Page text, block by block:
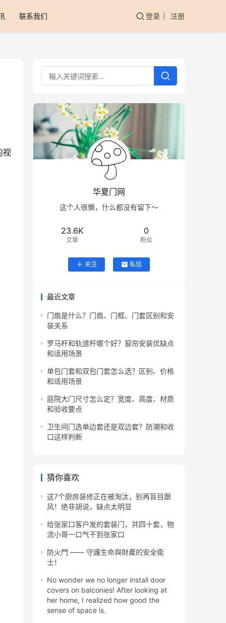
联系我们 登录 注册
视
华夏门网
这个人很懒，什么都没有留下～
23.6K
文章
0
粉丝
关注 私信
最近文章
门扇是什么？门扇、门框、门套区别和安
装关系
罗马杆和轨道杆哪个好？窗帘安装优缺点
和适用场景
单包门套和双包门套怎么选？区别、价格
和适用场景
庭院大门尺寸怎么定？宽度、高度、材质
和验收要点
卫生间门选单边套还是双边套？防潮和收
口这样判断
猜你喜欢
这7个厨房装修正在被淘汰，别再盲目跟
风！绝非胡说，缺点太明显
给张家口客户发的套装门，共四十套，物
流小哥一口气干到张家口
防火門 —— 守護生命與財產的安全衛
士！
No wonder we no longer install door
covers on balconies! After looking at
her home, I realized how good the
sense of space is.